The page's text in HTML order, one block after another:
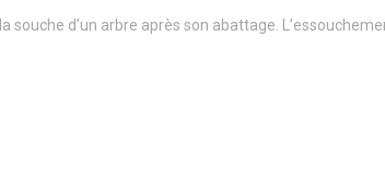
souche d’un arbre après son abattage.